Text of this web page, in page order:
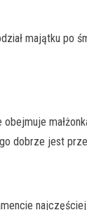
majątku
dobrze jest